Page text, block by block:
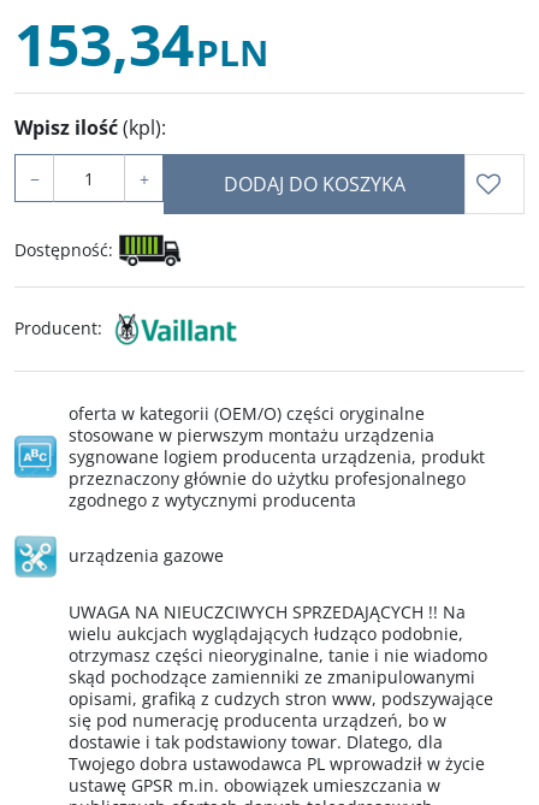
153,34PLN
Wpisz ilość(kpl):
− + DODAJ DO KOSZYKA
Dostępność:
Producent:
oferta w kategorii (OEM/O) części oryginalne
stosowane w pierwszym montażu urządzenia
sygnowane logiem producenta urządzenia, produkt
przeznaczony głównie do użytku profesjonalnego
zgodnego z wytycznymi producenta
urządzenia gazowe
UWAGA NA NIEUCZCIWYCH SPRZEDAJĄCYCH !! Na
wielu aukcjach wyglądających łudząco podobnie,
otrzymasz części nieoryginalne, tanie i nie wiadomo
skąd pochodzące zamienniki ze zmanipulowanymi
opisami, grafiką z cudzych stron www, podszywające
się pod numerację producenta urządzeń, bo w
dostawie i tak podstawiony towar. Dlatego, dla
Twojego dobra ustawodawca PL wprowadził w życie
ustawę GPSR m.in. obowiązek umieszczania w